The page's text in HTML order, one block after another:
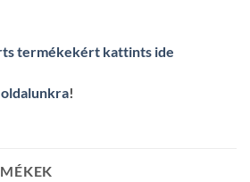
termékekért kattints ide
oldalunkra!